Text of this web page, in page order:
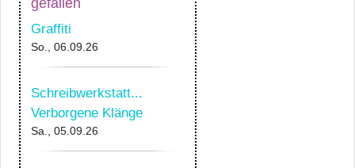
Graffiti
So., 06.09.26
Schreibwerkstatt...
Verborgene Klänge
Sa., 05.09.26